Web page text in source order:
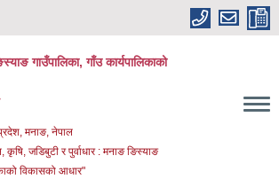
गाउँपालिका, गाँउ कार्यपालिकाको
मनाङ, नेपाल
कृषि, जडिबुटी र पुर्वाधार : मनाङ ङिस्याङ
विकासको आधार"